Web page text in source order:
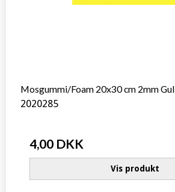
Mosgummi/Foam 20x30 cm 2mm Gul
2020285
4,00 DKK
Vis produkt